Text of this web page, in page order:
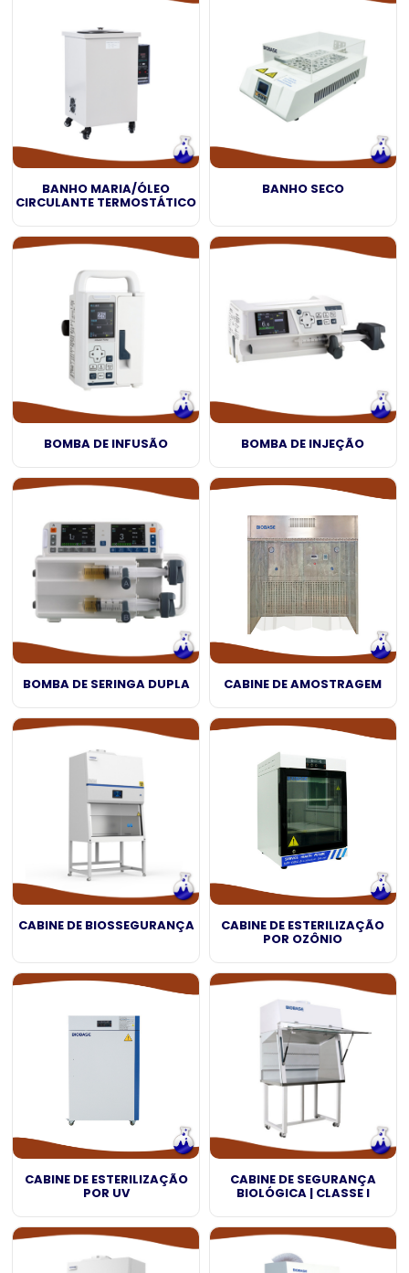
BANHO MARIA/ÓLEO
CIRCULANTE TERMOSTÁTICO
BANHO SECO
BOMBA DE INFUSÃO BOMBA DE INJEÇÃO
BOMBA DE SERINGA DUPLA CABINE DE AMOSTRAGEM
CABINE DE BIOSSEGURANÇA CABINE DE ESTERILIZAÇÃO
POR OZÔNIO
CABINE DE ESTERILIZAÇÃO
POR UV
CABINE DE SEGURANÇA
BIOLÓGICA | CLASSE I